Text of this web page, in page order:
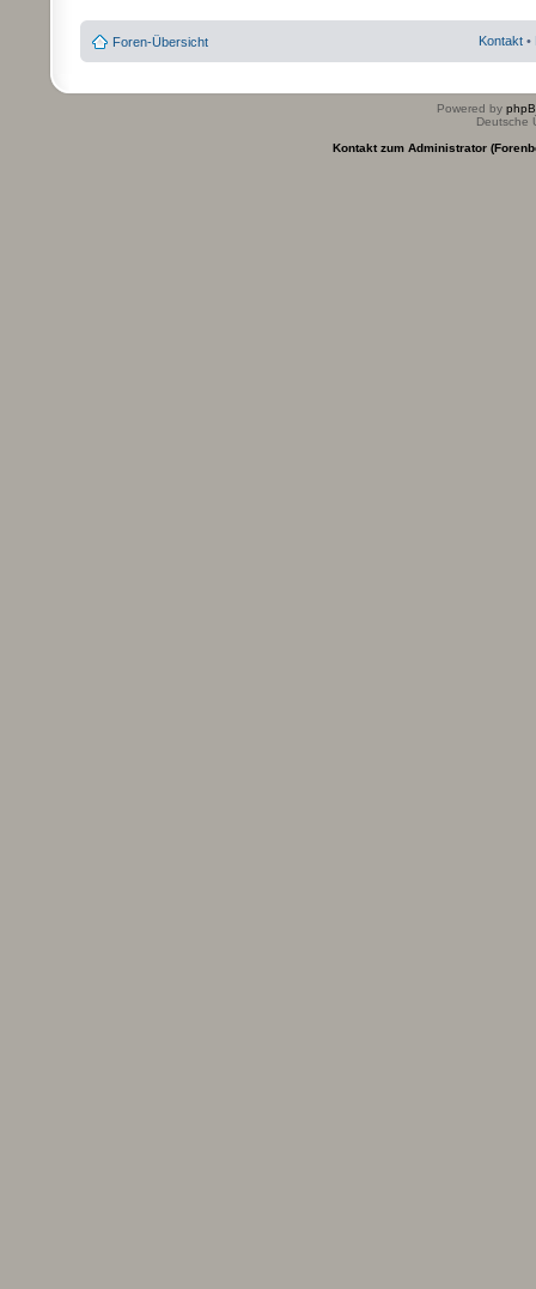
Foren-Übersicht Kontakt •
Powered by
Deutsche
Kontakt zum Administrator